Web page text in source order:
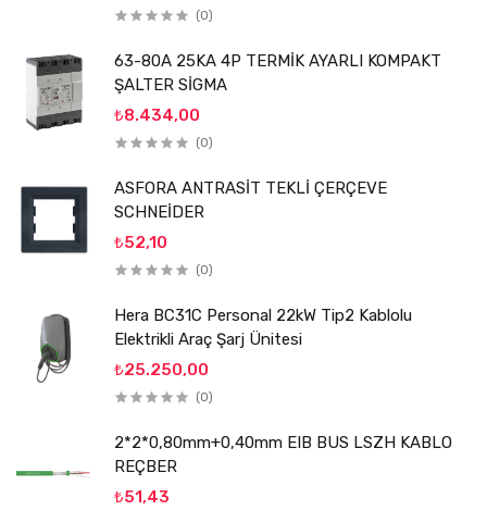
(0)
63-80A 25KA 4P TERMİK AYARLI KOMPAKT
ŞALTER SİGMA
₺8.434,00
(0)
ASFORA ANTRASİT TEKLİ ÇERÇEVE
SCHNEİDER
₺52,10
(0)
Hera BC31C Personal 22kW Tip2 Kablolu
Elektrikli Araç Şarj Ünitesi
₺25.250,00
(0)
2*2*0,80mm+0,40mm EIB BUS LSZH KABLO
REÇBER
₺51,43